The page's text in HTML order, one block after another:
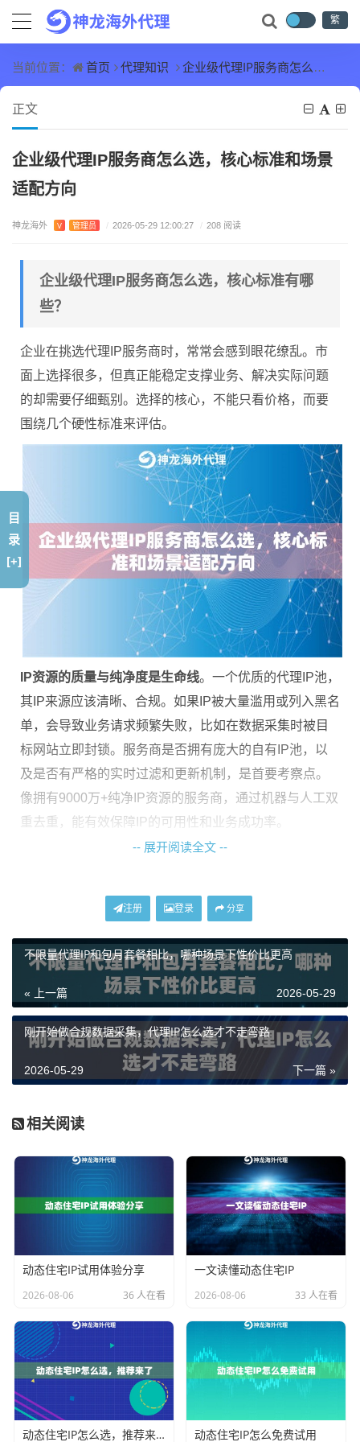
繁
当前位置： 首页 代理知识 企业级代理IP服务商怎么选，核心标准和场景适配方向
正文
企业级代理IP服务商怎么选，核心标准和场景
适配方向
神龙海外 V 管理员 / 2026-05-29 12:00:27 / 208 阅读
企业级代理IP服务商怎么选，核心标准有哪
些？
企业在挑选代理IP服务商时，常常会感到眼花缭乱。市
面上选择很多，但真正能稳定支撑业务、解决实际问题
的却需要仔细甄别。选择的核心，不能只看价格，而要
围绕几个硬性标准来评估。
IP资源的质量与纯净度是生命线。一个优质的代理IP池，
其IP来源应该清晰、合规。如果IP被大量滥用或列入黑名
单，会导致业务请求频繁失败，比如在数据采集时被目
标网站立即封锁。服务商是否拥有庞大的自有IP池，以
及是否有严格的实时过滤和更新机制，是首要考察点。
像拥有9000万+纯净IP资源的服务商，通过机器与人工双
重去重，能有效保障IP的可用性和业务成功率。
服务的稳定性与网络表现至关重要。企业应用往往需要7
求。这里要特别注意，我们讨论的代理IP服务，需要用
络功能。服务的稳定性体现在API接口的响应速度、IP提
取的成功率以及网络链路的可靠性上。
产品方案的专业适配能力。不同的业务场景对代理IP的
需求差异巨大。是选择数据中心IP还是住宅IP？是需要动
态短效IP还是固定长效IP？一个好的服务商应能提供多类
型的专项动态代理方案，例如经济型的数据中心IP和真
的企业池来匹配资源。
技术支撑与协议支持。企业级应用通常需要集成到自动
化系统中，服务商提供的API是否完善、文档是否清晰、
技术支持是否及时非常关键。支持HTTP、HTTPS、SO
CKS5等多种代理协议模式，能更好地适配企业内部不同
的技术架构和安全策略。
不同业务场景如何适配代理IP类型？
选对服务商只是第一步，根据自身业务场景选择正确的
代理IP类型，才能将价值最大化。这里我们结合几个典
型的企业需求来分析。
场景一：大规模数据采集与市场调研
-- 展开阅读全文 --
注册 登录 分享
不限量代理IP和包月套餐相比，哪种场景下性价比更高
« 上一篇 2026-05-29
刚开始做合规数据采集，代理IP怎么选才不走弯路
下一篇 »
2026-05-29
相关阅读
动态住宅IP试用体验分享
2026-08-06 36 人在看
一文读懂动态住宅IP
2026-08-06 33 人在看
动态住宅IP怎么选，推荐来了 动态住宅IP怎么免费试用
目
录
[+]